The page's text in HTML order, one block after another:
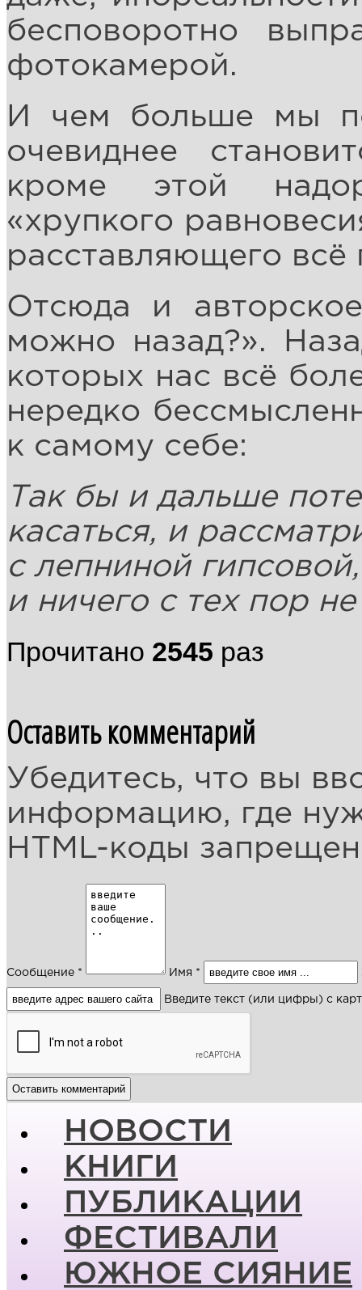
бесповоротно
фотокамерой.
И чем больше мы
очевиднее
кроме этой
«хрупкого
расставляющего всё
Отсюда и
можно назад?».
которых нас всё
нередко
к самому себе:
Так бы и дальше
касаться, и
с лепниной
и ничего с тех пор
Прочитано 2545 раз
Оставить комментарий
Убедитесь, что вы
информацию, где
HTML-коды
Сообщение * Имя *
Введите текст (или цифры) с
НОВОСТИ
КНИГИ
ПУБЛИКАЦИИ
ФЕСТИВАЛИ
ЮЖНОЕ СИЯНИЕ